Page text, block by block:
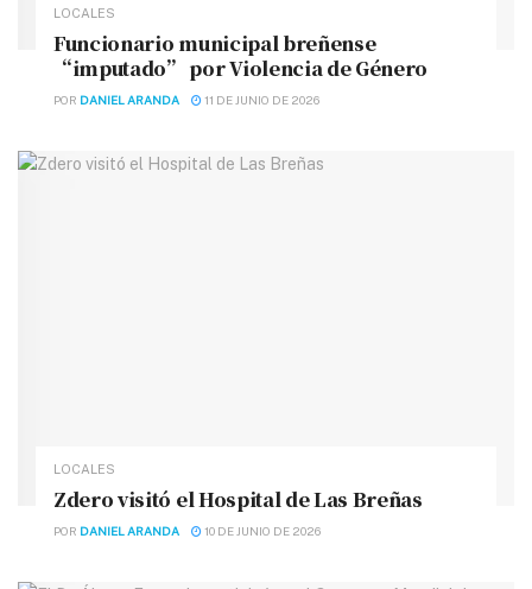
LOCALES
Funcionario municipal breñense
“imputado” por Violencia de Género
POR DANIEL ARANDA 11 DE JUNIO DE 2026
LOCALES
Zdero visitó el Hospital de Las Breñas
POR DANIEL ARANDA 10 DE JUNIO DE 2026